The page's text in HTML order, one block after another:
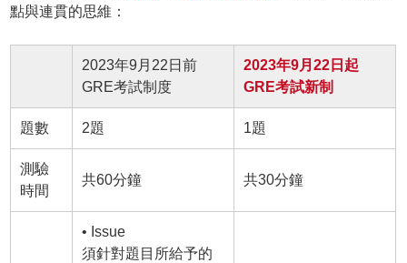
點與連貫的思維：
2023年9月22日前
GRE考試制度
2023年9月22日起
GRE考試新制
題數 2題 1題
測驗
時間
共60分鐘 共30分鐘
• Issue
須針對題目所給予的